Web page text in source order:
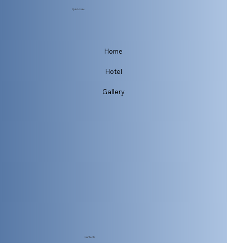
Quick Links
Home
Hotel
Gallery
Contacts